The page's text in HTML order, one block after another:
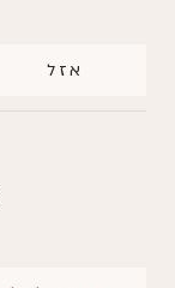
אזל